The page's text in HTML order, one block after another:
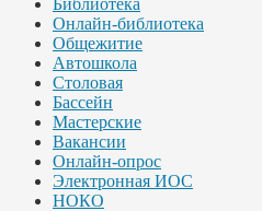
Онлайн-библиотека
Общежитие
Автошкола
Столовая
Бассейн
Мастерские
Вакансии
Онлайн-опрос
Электронная ИОС
НОКО